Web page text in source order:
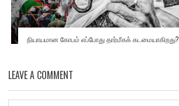
நியாயமான கோபம் எப்போது தார்மீகக் கடமையாகிறது?
LEAVE A COMMENT